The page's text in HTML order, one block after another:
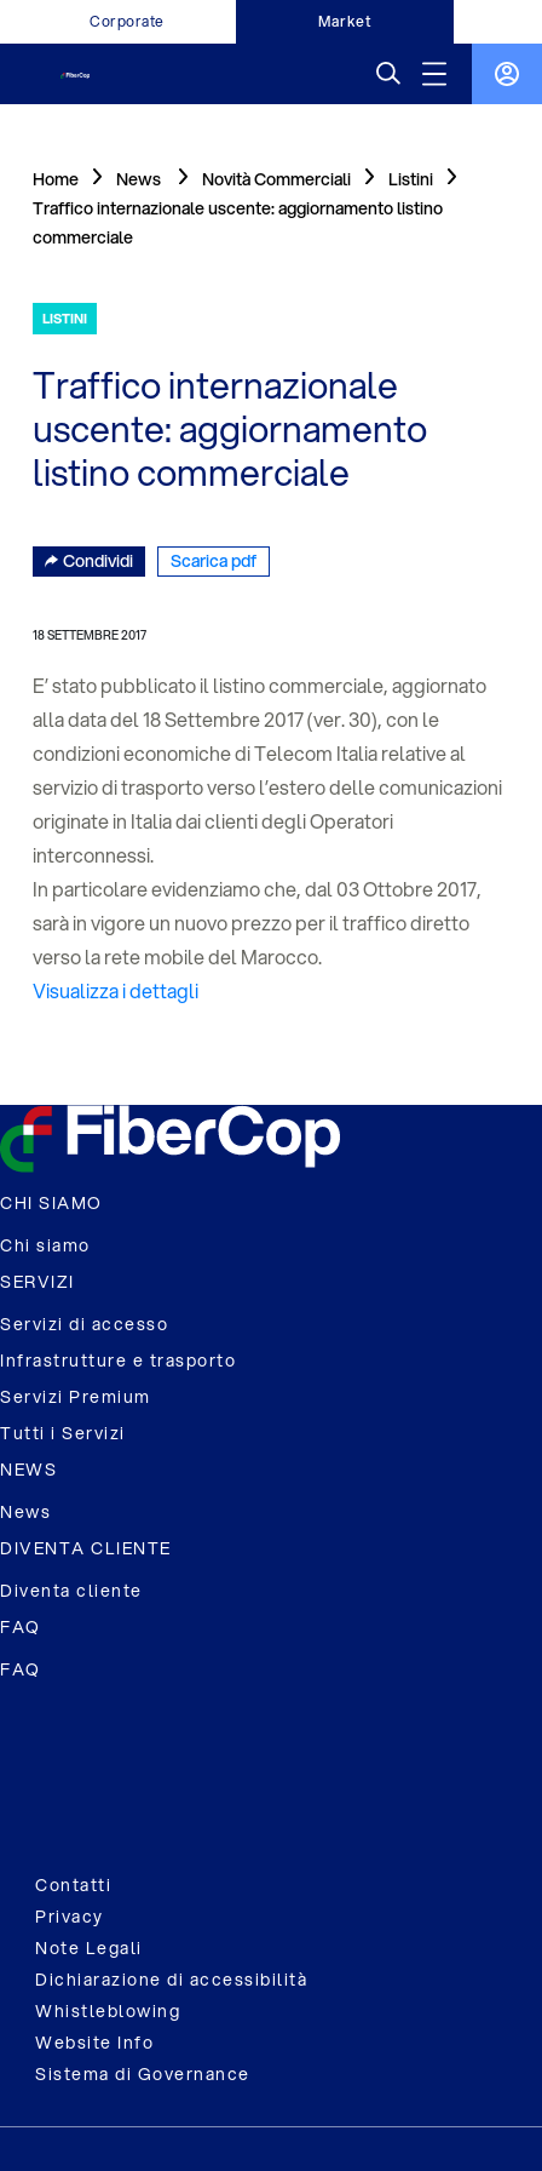
Corporate Market
Home News Novità Commerciali
Listini
Traffico internazionale uscente: aggiornamento listino
commerciale
LISTINI
Traffico internazionale
uscente: aggiornamento
listino commerciale
Condividi Scarica pdf
18 SETTEMBRE 2017
E’ stato pubblicato il listino commerciale, aggiornato
alla data del 18 Settembre 2017 (ver. 30), con le
condizioni economiche di Telecom Italia relative al
servizio di trasporto verso l’estero delle comunicazioni
originate in Italia dai clienti degli Operatori
interconnessi.
In particolare evidenziamo che, dal 03 Ottobre 2017,
sarà in vigore un nuovo prezzo per il traffico diretto
verso la rete mobile del Marocco.
Visualizza i dettagli
CHI SIAMO
Chi siamo
SERVIZI
Servizi di accesso
Infrastrutture e trasporto
Servizi Premium
Tutti i Servizi
NEWS
News
DIVENTA CLIENTE
Diventa cliente
FAQ
FAQ
Contatti
Privacy
Note Legali
Dichiarazione di accessibilità
Whistleblowing
Website Info
Sistema di Governance